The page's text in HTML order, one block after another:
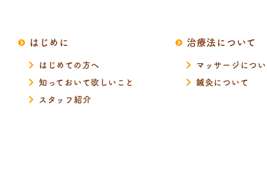
はじめに
はじめての方へ
知っておいて欲しいこと
スタッフ紹介
治療法について
マッサージにつ
鍼灸について